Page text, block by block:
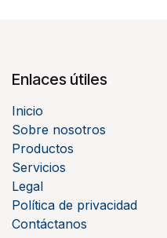
Enlaces útiles
Inicio
Sobre nosotros
Productos
Servicios
Legal
Política de privacidad
Contáctanos